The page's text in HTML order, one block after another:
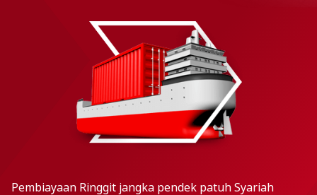
Pembiayaan Ringgit jangka pendek patuh Syariah